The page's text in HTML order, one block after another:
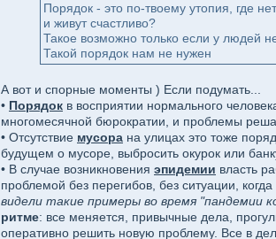
Порядок - это по-твоему утопия, где
и живут счастливо?
Такое возможно только если у людей
Такой порядок нам не нужен
А вот и спорные моменты ) Если подумать...
• Порядок в восприятии нормального
многомесячной бюрократии, и проблемы
• Отсутствие мусора на улицах это тоже
будущем о мусоре, выбросить окурок или
• В случае возникновения эпидемии власть
проблемой без перегибов, без ситуации,
видели такие примеры во время "пандемии
ритме: все меняется, привычные дела,
оперативно решить новую проблему. Все в